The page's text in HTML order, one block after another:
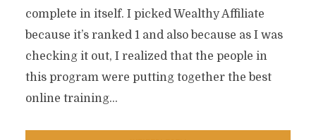
complete in itself. I picked Wealthy Affiliate
because it’s ranked 1 and also because as I was
checking it out, I realized that the people in
this program were putting together the best
online training...